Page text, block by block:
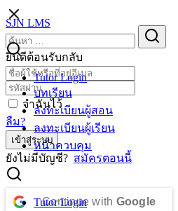
Skip
to
content
SJN LMS
Tutor Login
บทเรียน
ลงทะเบียนผู้สอน
ลงทะเบียนผู้เรียน
หน้าควบคุม
Tutor Login
Search
for:
ยินดีต้อนรับกลับ
จำฉันไว้
ลืม?
เข้าสู่ระบบ
ยังไม่มีบัญชี? สมัครตอนนี้
Continue with Google